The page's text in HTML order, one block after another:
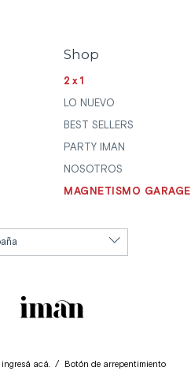
Shop
2x1
LO NUEVO
BEST SELLERS
PARTY IMAN
NOSOTROS
MAGNETISMO GARAGE
ingresá acá. / Botón de arrepentimiento